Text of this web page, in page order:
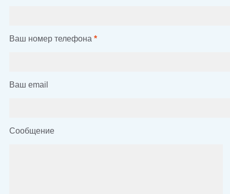
Ваш номер телефона *
Ваш email
Сообщение